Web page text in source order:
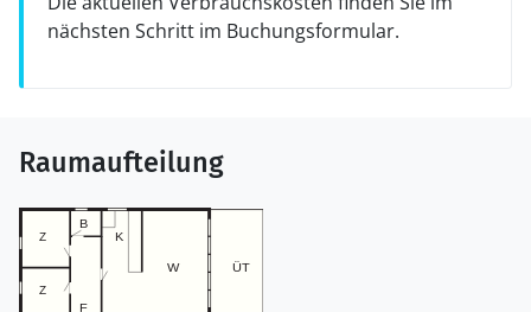
nächsten Schritt im Buchungsformular.
Raumaufteilung